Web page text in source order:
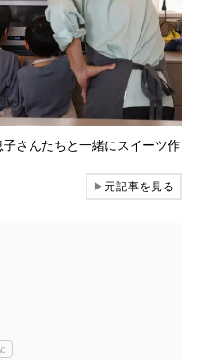
さんたちと一緒にスイーツ作
▶元記事を見る